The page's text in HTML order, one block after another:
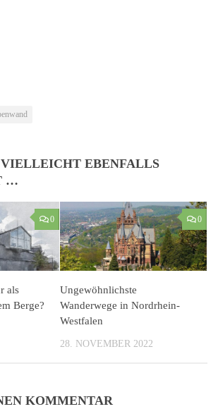
EBENFALLS
…
0
als
Berge?
0
Ungewöhnlichste
Wanderwege in Nordrhein-
Westfalen
28. NOVEMBER 2022
KOMMENTAR